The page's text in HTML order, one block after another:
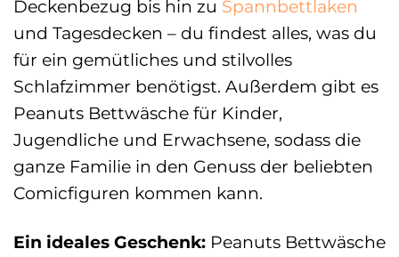
Deckenbezug bis hin zu Spannbettlaken
und Tagesdecken – du findest alles, was du
für ein gemütliches und stilvolles
Schlafzimmer benötigst. Außerdem gibt es
Peanuts Bettwäsche für Kinder,
Jugendliche und Erwachsene, sodass die
ganze Familie in den Genuss der beliebten
Comicfiguren kommen kann.
Ein ideales Geschenk: Peanuts Bettwäsche